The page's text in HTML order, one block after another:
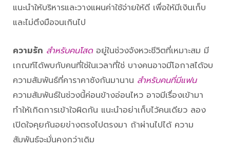
แนะนำให้บริหารและวางแผนค่าใช้จ่ายให้ดี เพื่อให้มีเงินเก็บ
และไม่ตึงมือจนเกินไป
ความรัก สำหรับคนโสดอยู่ในช่วงจังหวะชีวิตที่เหมาะสม มี
เกณฑ์ได้พบกับคนที่ใช่ในเวลาที่ใช่ บางคนอาจมีโอกาสได้จบ
ความสัมพันธ์ที่คาราคาซังกันมานาน สำหรับคนที่มีแฟน
ความสัมพันธ์ในช่วงนี้ค่อนข้างอ่อนไหว อาจมีเรื่องเข้ามา
ทำให้เกิดการเข้าใจผิดกัน แนะนำอย่าเก็บไว้คนเดียว ลอง
เปิดใจคุยกันอยข่างตรงไปตรงมา ถ้าผ่านไปได้ ความ
สัมพันธ์จะมั่นคงกว่าเดิม